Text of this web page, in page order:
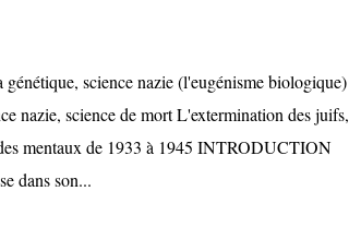
science nazie (l'eugénisme biologique)
nazie, science de mort L'extermination des juifs,
mentaux de 1933 à 1945 INTRODUCTION
dans son...